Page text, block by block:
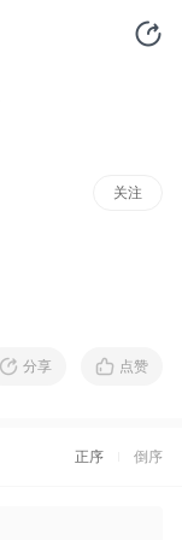
关注
分享 点赞
正序 倒序